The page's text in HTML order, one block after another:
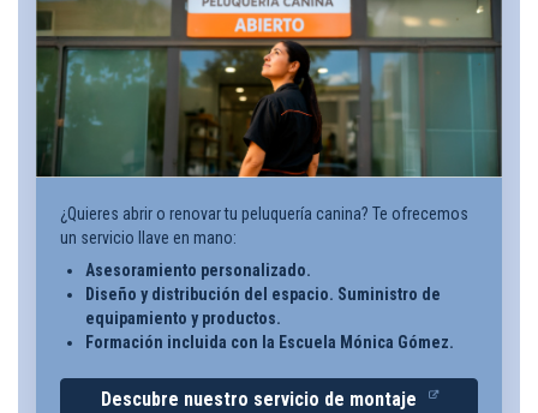
¿Quieres abrir o renovar tu peluquería canina? Te ofrecemos
un servicio llave en mano:
Asesoramiento personalizado.
Diseño y distribución del espacio. Suministro de
equipamiento y productos.
Formación incluida con la Escuela Mónica Gómez.
Descubre nuestro servicio de montaje